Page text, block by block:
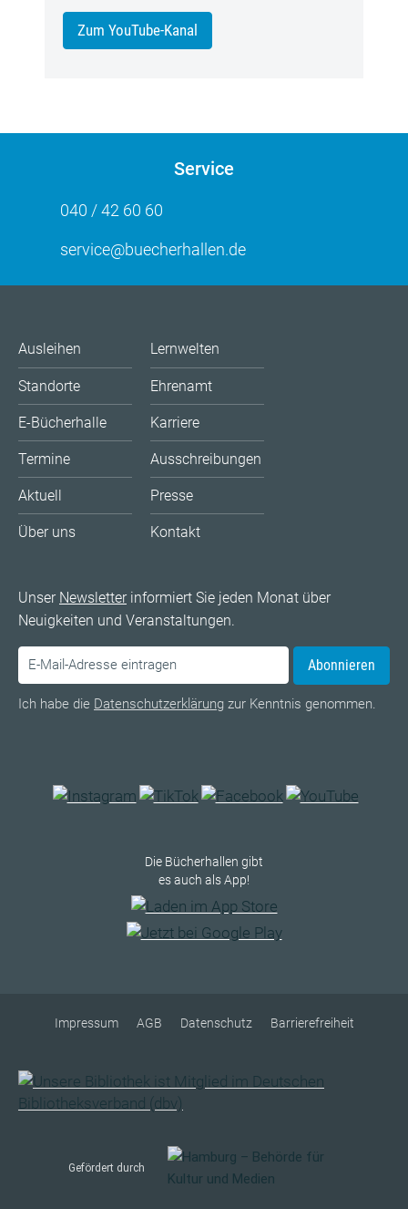
Zum YouTube-Kanal
Service
040 / 42 60 60
service@buecherhallen.de
Ausleihen
Standorte
E-Bücherhalle
Termine
Aktuell
Über uns
Lernwelten
Ehrenamt
Karriere
Ausschreibungen
Presse
Kontakt
Unser Newsletterinformiert Sie jeden Monat über
Neuigkeiten und Veranstaltungen.
Abonnieren
Ich habe die Datenschutzerklärung zur Kenntnis genommen.
Die Bücherhallen gibt
es auch als App!
Impressum AGB Datenschutz Barrierefreiheit
Gefördert durch